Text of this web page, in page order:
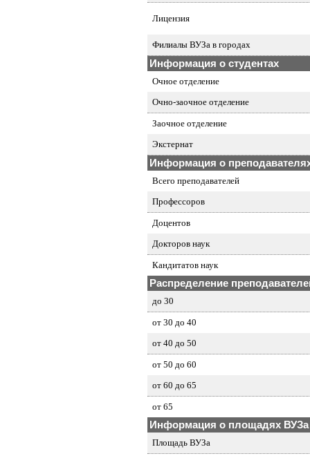
Лицензия
Филиалы ВУЗа в городах
Информация о студентах
Очное отделение
Очно-заочное отделение
Заочное отделение
Экстернат
Информация о
Всего преподавателей
Профессоров
Доцентов
Докторов наук
Кандитатов наук
Распределение
до 30
от 30 до 40
от 40 до 50
от 50 до 60
от 60 до 65
от 65
Информация о площадях ВУЗа
Площадь ВУЗа